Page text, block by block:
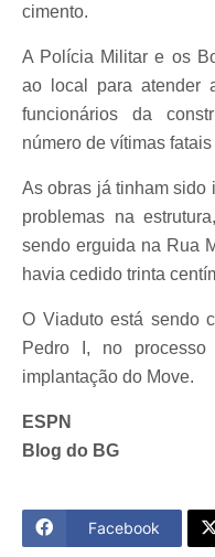
cimento.
A Polícia Militar e os
ao local para atender
funcionários da
número de vítimas
As obras já tinham sido
problemas na
sendo erguida na Rua
havia cedido trinta
O Viaduto está sendo
Pedro I, no
implantação do Move.
ESPN
Blog do BG
Facebook